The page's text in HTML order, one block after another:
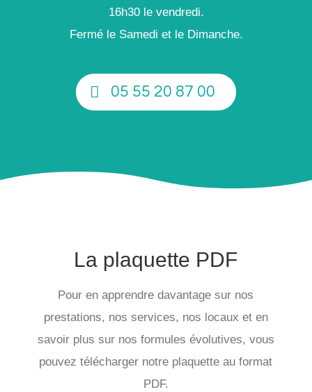
16h30 le vendredi.
Fermé le Samedi et le Dimanche.
05 55 20 87 00
La plaquette PDF
Pour en apprendre davantage sur nos
prestations, nos services, nos locaux et en
savoir plus sur nos formules évolutives, vous
pouvez télécharger notre plaquette au format
PDF.